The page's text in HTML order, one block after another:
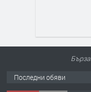
Последни обяви